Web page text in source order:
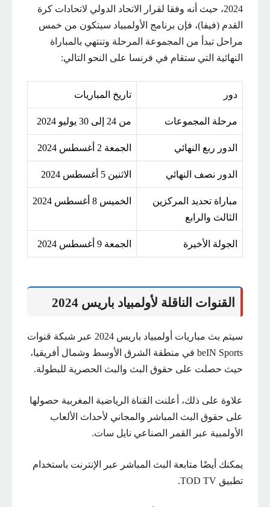
2024، حيث أنه وفقا لقرار الاتحاد الدولي لاتحادات كرة
القدم (فيفا)، فإن برنامج الأولمبياد سيتكون من خمس
مراحل تبدأ من المجموعة المرحلة وتنتهي بالمباراة
النهائية التي ستقام في فرنسا على النحو التالي:
دور تاريخ المباريات
مرحلة المجموعات من 24 إلى 30 يوليو 2024
الدور ربع النهائي الجمعة 2 أغسطس 2024
الدور نصف النهائي الاثنين 5 أغسطس 2024
مباراة تحديد المركزين
الثالث والرابع
الخميس 8 أغسطس 2024
الجولة الأخيرة الجمعة 9 أغسطس 2024
القنوات الناقلة لأولمبياد باريس 2024
سيتم بث مباريات أولمبياد باريس 2024 عبر شبكة قنوات
beIN Sports في منطقة الشرق الأوسط وشمال أفريقيا،
حيث حصلت على حقوق البث والبث الحصرية للبطولة.
علاوة على ذلك، أعلنت القناة الرياضية المغربية حصولها
على حقوق البث المباشر والمجاني لأحداث الألعاب
الأولمبية عبر القمر الصناعي نايل سات.
يمكنك أيضًا متابعة البث المباشر عبر الإنترنت باستخدام
تطبيق TOD TV.